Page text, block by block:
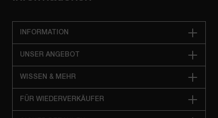
INFORMATION
UNSER ANGEBOT
WISSEN & MEHR
FÜR WIEDERVERKÄUFER